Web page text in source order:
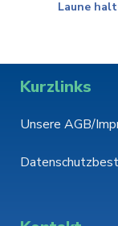
Laune
Kurzlinks
Unsere AGB/